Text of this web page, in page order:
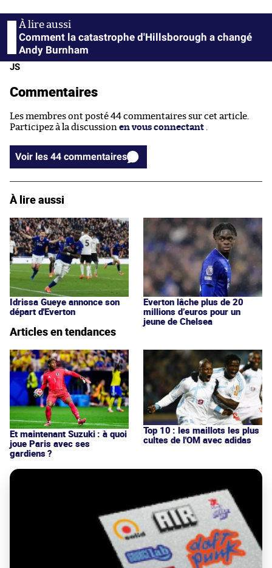
Comment la catastrophe d'Hillsborough a changé
Andy Burnham
JS
Commentaires
Les membres ont posté 44 commentaires sur cet article.
Participez à la discussion en vous connectant
Voir les 44 commentaires
À lire aussi
Idrissa Gueye annonce son
départ d'Everton
Everton lâche plus de 20
millions d’euros pour un
jeune de Chelsea
Articles en tendances
Et maintenant Suzuki : à quoi
joue Paris avec ses
gardiens ?
Top 10 : les maillots les plus
cultes de l'OM avec adidas